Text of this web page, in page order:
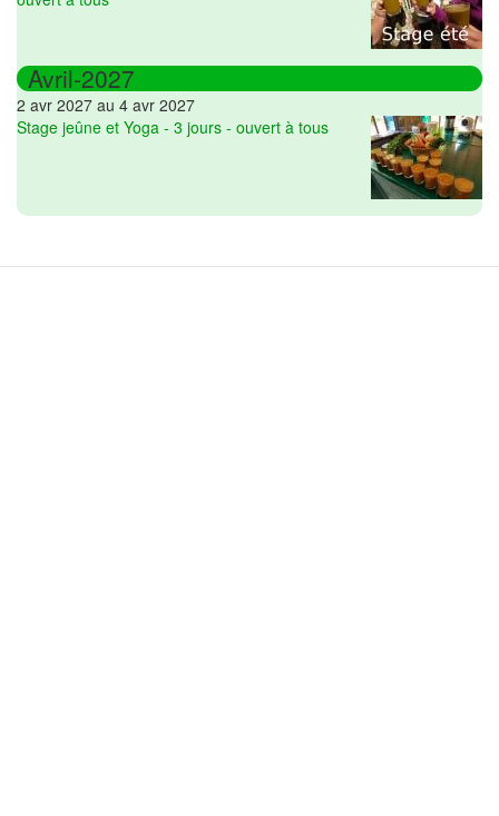
Avril-2027
2 avr 2027 au 4 avr 2027
Stage jeûne et Yoga - 3 jours - ouvert à tous